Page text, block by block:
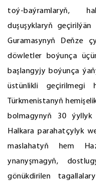
toý-baýramlaryň,
duşuşyklaryň
Guramasynyň Deňze
döwletler boýunça
başlangyjy boýunça
üstünlikli geçirilmegi
Türkmenistanyň
bolmagynyň 30 ýyllyk
Halkara parahatçylyk
maslahatyň hem
ynanyşmagyň,
gönükdirilen